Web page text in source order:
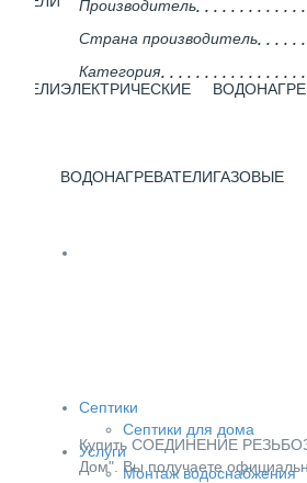
ЭЛЕКТРИЧЕСКИЕ
ВОДОНАГРЕВАТЕЛИГАЗОВЫЕ
Септики
Септики для дома
Услуги
Монтаж водоснабжения
Производитель
Страна производитель
Категория
Купить СОЕДИНЕНИЕ
Дом". Вы получаете